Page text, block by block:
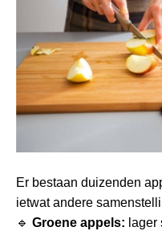
Er bestaan duizenden
ietwat andere
🔹 Groene appels: